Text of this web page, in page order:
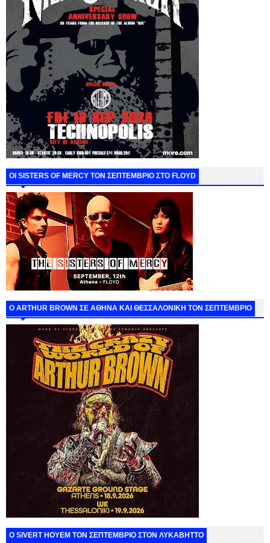
ΟΙ SISTERS OF MERCY ΤΟΝ ΣΕΠΤΕΜΒΡΙΟ ΣΤΟ FLOYD
O ARTHUR BROWN ΣΕ ΑΘΗΝΑ ΚΑΙ ΘΕΣΣΑΛΟΝΙΚΗ ΤΟΝ ΣΕΠΤΕΜΒΡΙΟ
Ο SIVERT HOYEM ΤΟΝ ΣΕΠΤΕΜΒΡΙΟ ΣΤΟΝ ΛΥΚΑΒΗΤΤΟ